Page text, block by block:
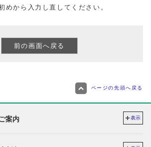
めから入力し直してください。
ページの先頭へ戻る
案内 表示